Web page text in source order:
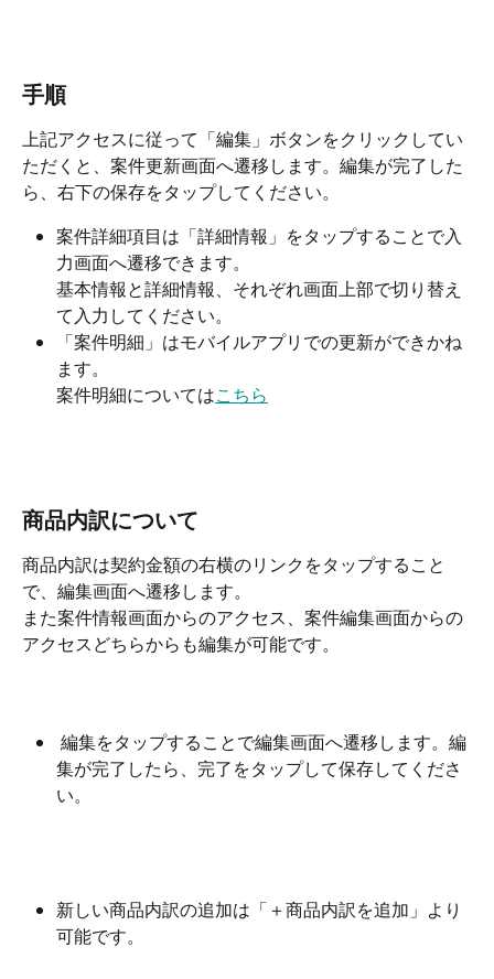
手順
上記アクセスに従って「編集」ボタンをクリックしてい
ただくと、案件更新画面へ遷移します。編集が完了した
ら、右下の保存をタップしてください。
案件詳細項目は「詳細情報」をタップすることで入
力画面へ遷移できます。
基本情報と詳細情報、それぞれ画面上部で切り替え
て入力してください。​
「案件明細」はモバイルアプリでの更新ができかね
ます。
案件明細についてはこちら
商品内訳について
商品内訳は契約金額の右横のリンクをタップすること
で、編集画面へ遷移します。
また案件情報画面からのアクセス、案件編集画面からの
アクセスどちらからも編集が可能です。
集が完了したら、完了をタップして保存してくださ
い。
新しい商品内訳の追加は「＋商品内訳を追加」より
可能です。